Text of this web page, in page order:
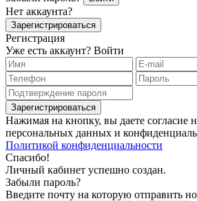
Нет аккаунта?
Зарегистрироваться
Регистрация
Уже есть аккаунт? Войти
Зарегистрироваться
Нажимая на кнопку, вы даете согласие
персональных данных и
Политикой конфиденциальности
Спасибо!
Личный кабинет успешно создан.
Забыли пароль?
Введите почту на которую отправить